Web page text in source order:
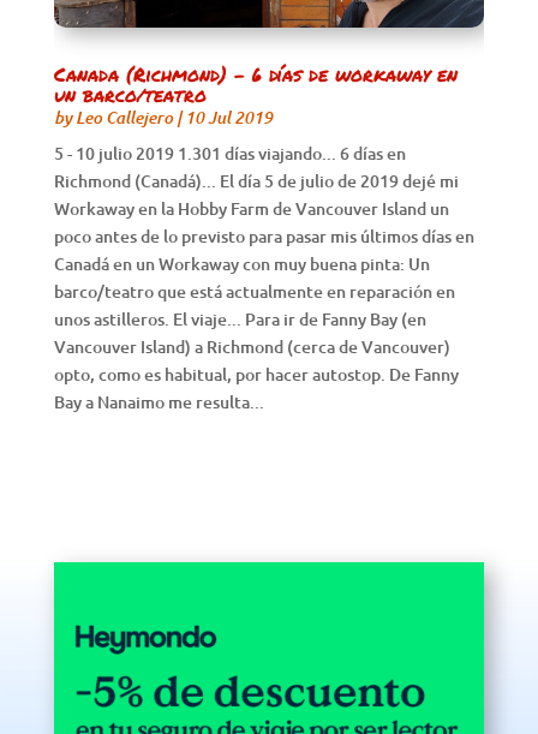
Canada (Richmond) – 6 días de workaway en
un barco/teatro
byLeo Callejero| 10 Jul 2019
5 - 10 julio 2019 1.301 días viajando... 6 días en
Richmond (Canadá)... El día 5 de julio de 2019 dejé mi
Workaway en la Hobby Farm de Vancouver Island un
poco antes de lo previsto para pasar mis últimos días en
Canadá en un Workaway con muy buena pinta: Un
barco/teatro que está actualmente en reparación en
unos astilleros. El viaje... Para ir de Fanny Bay (en
Vancouver Island) a Richmond (cerca de Vancouver)
opto, como es habitual, por hacer autostop. De Fanny
Bay a Nanaimo me resulta...